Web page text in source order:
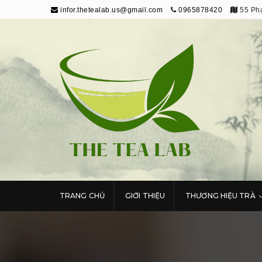
infor.thetealab.us@gmail.com 0965878420 55
The Tea Lab
Trang Thông Tin Về Trà
TRANG CHỦ GIỚI THIỆU THƯƠNG HIỆU TRÀ